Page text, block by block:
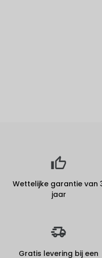
Wettelijke garantie van
jaar
Gratis levering bij een